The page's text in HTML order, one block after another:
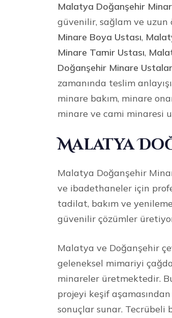
Malatya Doğanşehir
güvenilir, sağlam ve
Minare Boya Ustası,
Minare Tamir Ustası,
Doğanşehir Minare
zamanında teslim
minare bakım, minare
minare ve cami minaresi
Malatya
Malatya Doğanşehir
ve ibadethaneler için
tadilat, bakım ve
güvenilir çözümler
Malatya ve Doğanşehir
geleneksel mimariyi
minareler üretmektedir.
projeyi keşif
sonuçlar sunar. Tecrübeli